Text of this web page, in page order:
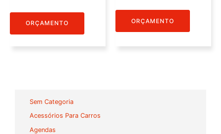
Sem Categoria
Acessórios Para Carros
Agendas
ORÇAMENTO ORÇAMENTO